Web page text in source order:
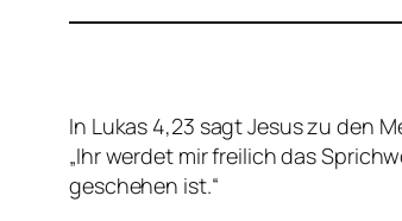
In Lukas 4,23 sagt Jesus zu den
„Ihr werdet mir freilich das
geschehen ist.“